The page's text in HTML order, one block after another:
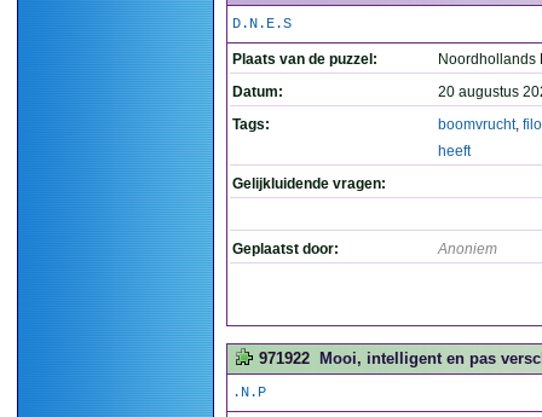
D.N.E.S
Plaats van de puzzel:
Noordhollands
Datum:
20 augustus
Tags:
boomvrucht,
heeft
Gelijkluidende vragen:
Geplaatst door: Anoniem
971922 Mooi, intelligent en pas
.N.P